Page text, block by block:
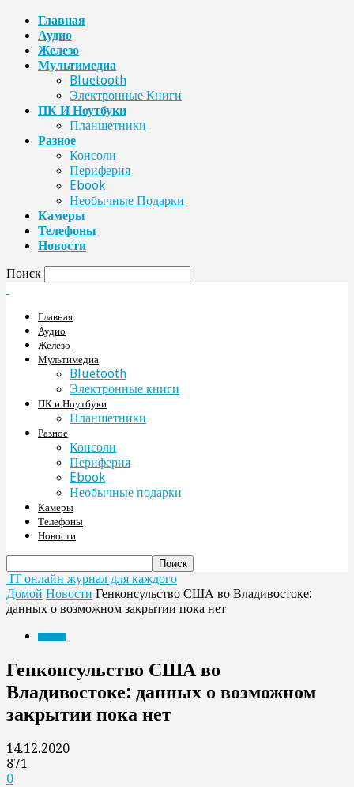
Главная
Аудио
Железо
Мультимедиа
Bluetooth
Электронные Книги
ПК И Ноутбуки
Планшетники
Разное
Консоли
Периферия
Ebook
Необычные Подарки
Камеры
Телефоны
Новости
Поиск
Главная
Аудио
Железо
Мультимедиа
Bluetooth
Электронные книги
ПК и Ноутбуки
Планшетники
Разное
Консоли
Периферия
Ebook
Необычные подарки
Камеры
Телефоны
Новости
IT онлайн журнал для каждого
Домой Новости Генконсульство США во Владивостоке:
данных о возможном закрытии пока нет
Генконсульство США во
Владивостоке: данных о возможном
закрытии пока нет
14.12.2020
871
0